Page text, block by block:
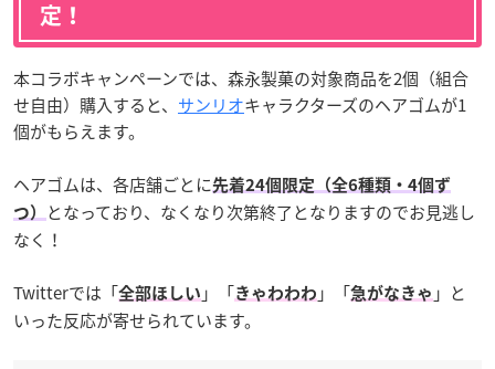
定！
本コラボキャンペーンでは、森永製菓の対象商品を2個（組合
せ自由）購入すると、 サンリオキャラクターズのヘアゴムが1
個がもらえます。
ヘアゴムは、各店舗ごとに先着24個限定（全6種類・4個ず
つ）
となっており、なくなり次第終了となりますのでお見逃し
なく！
Twitterでは「全部ほしい 」「きゃわわわ 」「急がなきゃ 」と
いった反応が寄せられています。